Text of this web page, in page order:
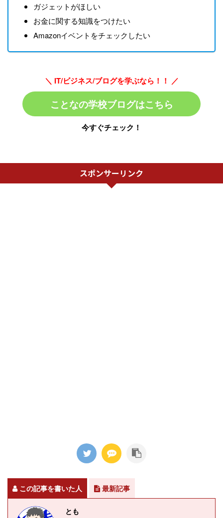
ガジェットがほしい
お金に関する知識をつけたい
Amazonイベントをチェックしたい
＼ IT/ビジネス/ブログを学ぶなら！！ ／
ことなの学校ブログはこちら
今すぐチェック！
スポンサーリンク
この記事を書いた人 最新記事
とも